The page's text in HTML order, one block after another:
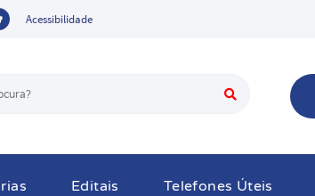
Acessibilidade
Editais Telefones Úteis